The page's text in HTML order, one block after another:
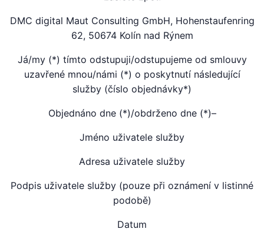
DMC digital Maut Consulting GmbH, Hohenstaufenring
62, 50674 Kolín nad Rýnem
Já/my (*) tímto odstupuji/odstupujeme od smlouvy
uzavřené mnou/námi (*) o poskytnutí následující
služby (číslo objednávky*)
Objednáno dne (*)/obdrženo dne (*)–
Jméno uživatele služby
Adresa uživatele služby
Podpis uživatele služby (pouze při oznámení v listinné
podobě)
Datum